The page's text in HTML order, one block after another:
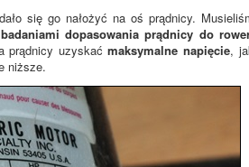
się go nałożyć na oś prądnicy.
badaniami dopasowania prądnicy do
prądnicy uzyskaćmaksymalne napięcie,
niższe.